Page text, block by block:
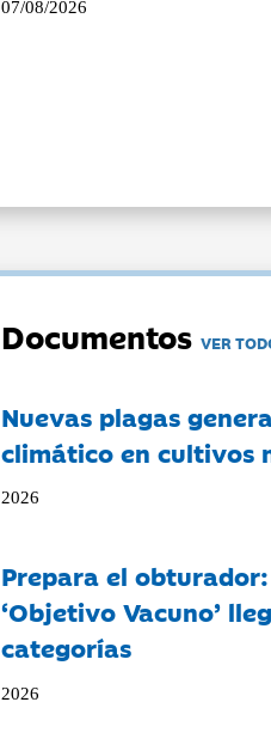
07/08/2026
DocumentosVER
Nuevas plagas
climático en cultivos
2026
Prepara el
‘Objetivo Vacuno’
categorías
2026